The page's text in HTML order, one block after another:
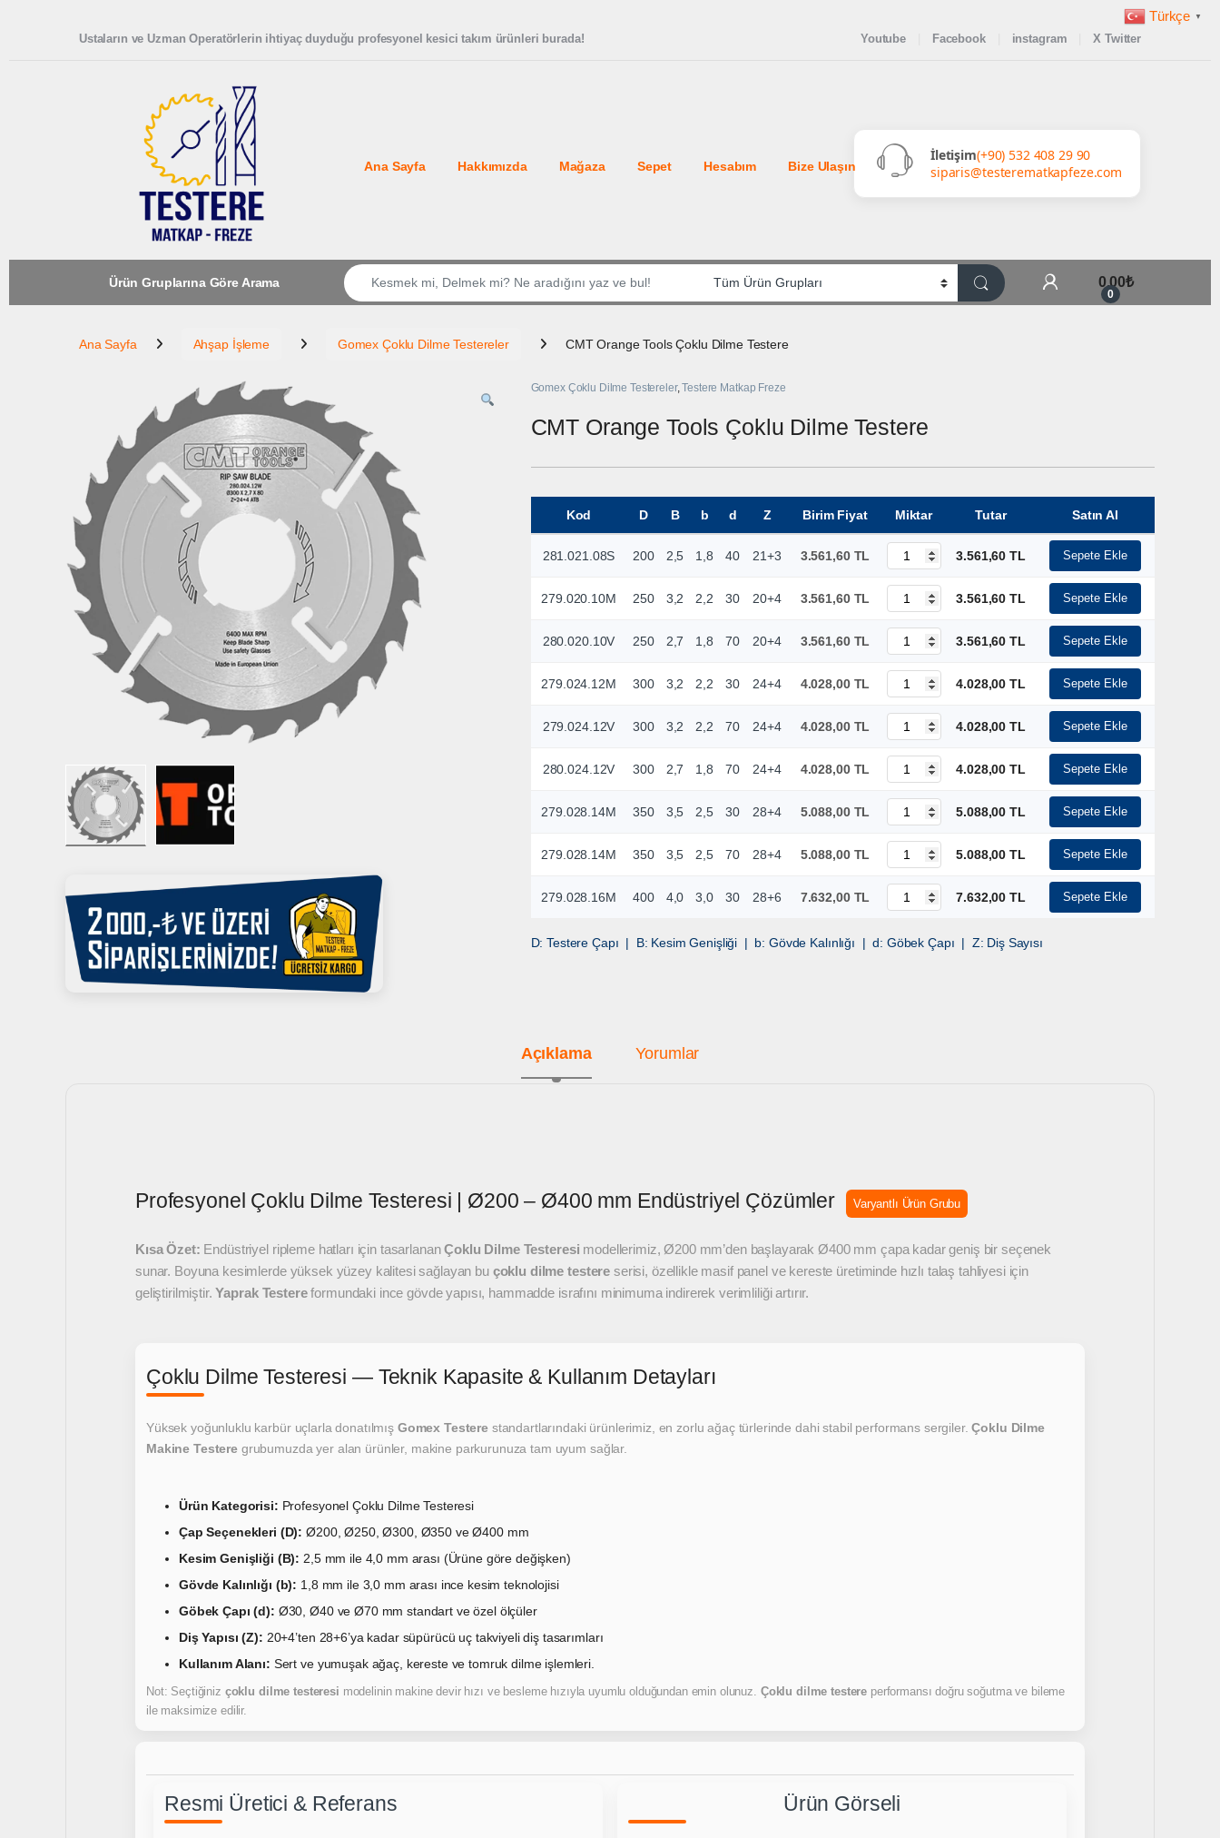
Ustaların ve Uzman Operatörlerin ihtiyaç duyduğu profesyonel kesici takım ürünleri burada! Youtube Facebook instagram X Twitter
Ana Sayfa Hakkımızda Mağaza Sepet Hesabım Bize Ulaşın
İletişim(+90) 532 408 29 90
siparis@testerematkapfeze.com
Ürün Gruplarına Göre Arama
Search for:
My Account
0
0,00₺
Ana Sayfa Ahşap İşleme Gomex Çoklu Dilme Testereler CMT Orange Tools Çoklu Dilme Testere
Gomex Çoklu Dilme Testereler,Testere Matkap Freze
CMT Orange Tools Çoklu Dilme Testere
Kod D B b d Z Birim Fiyat Miktar Tutar Satın Al
281.021.08S 200 2,5 1,8 40 21+3 3.561,60 TL 3.561,60 TL Sepete Ekle
279.020.10M 250 3,2 2,2 30 20+4 3.561,60 TL 3.561,60 TL Sepete Ekle
280.020.10V 250 2,7 1,8 70 20+4 3.561,60 TL 3.561,60 TL Sepete Ekle
279.024.12M 300 3,2 2,2 30 24+4 4.028,00 TL 4.028,00 TL Sepete Ekle
279.024.12V 300 3,2 2,2 70 24+4 4.028,00 TL 4.028,00 TL Sepete Ekle
280.024.12V 300 2,7 1,8 70 24+4 4.028,00 TL 4.028,00 TL Sepete Ekle
279.028.14M 350 3,5 2,5 30 28+4 5.088,00 TL 5.088,00 TL Sepete Ekle
279.028.14M 350 3,5 2,5 70 28+4 5.088,00 TL 5.088,00 TL Sepete Ekle
279.028.16M 400 4,0 3,0 30 28+6 7.632,00 TL 7.632,00 TL Sepete Ekle
D: Testere Çapı | B: Kesim Genişliği | b: Gövde Kalınlığı | d: Göbek Çapı | Z: Diş Sayısı
Açıklama Yorumlar
Profesyonel Çoklu Dilme Testeresi | Ø200 – Ø400 mm Endüstriyel Çözümler Varyantlı Ürün Grubu
Kısa Özet: Endüstriyel ripleme hatları için tasarlananÇoklu Dilme Testeresi modellerimiz, Ø200 mm’den başlayarak Ø400 mm çapa kadar geniş bir seçenek
sunar. Boyuna kesimlerde yüksek yüzey kalitesi sağlayan bu çoklu dilme testere serisi, özellikle masif panel ve kereste üretiminde hızlı talaş tahliyesi için
geliştirilmiştir.Yaprak Testereformundaki ince gövde yapısı, hammadde israfını minimuma indirerek verimliliği artırır.
Çoklu Dilme Testeresi — Teknik Kapasite & Kullanım Detayları
Yüksek yoğunluklu karbür uçlarla donatılmış Gomex Testere standartlarındaki ürünlerimiz, en zorlu ağaç türlerinde dahi stabil performans sergiler.Çoklu Dilme
Makine Testere grubumuzda yer alan ürünler, makine parkurunuza tam uyum sağlar.
Ürün Kategorisi: Profesyonel Çoklu Dilme Testeresi
Çap Seçenekleri (D): Ø200, Ø250, Ø300, Ø350 ve Ø400 mm
Kesim Genişliği (B): 2,5 mm ile 4,0 mm arası (Ürüne göre değişken)
Gövde Kalınlığı (b): 1,8 mm ile 3,0 mm arası ince kesim teknolojisi
Göbek Çapı (d): Ø30, Ø40 ve Ø70 mm standart ve özel ölçüler
Diş Yapısı (Z): 20+4’ten 28+6’ya kadar süpürücü uç takviyeli diş tasarımları
Kullanım Alanı: Sert ve yumuşak ağaç, kereste ve tomruk dilme işlemleri.
Not: Seçtiğiniz çoklu dilme testeresi modelinin makine devir hızı ve besleme hızıyla uyumlu olduğundan emin olunuz. Çoklu dilme testere performansı doğru soğutma ve bileme
ile maksimize edilir.
Resmi Üretici & Referans Ürün Görseli
Türkçe ▼